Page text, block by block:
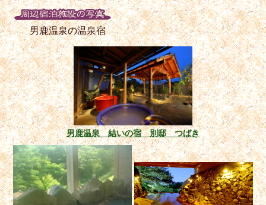
男鹿温泉の温泉宿
男鹿温泉 結いの宿 別邸 つばき